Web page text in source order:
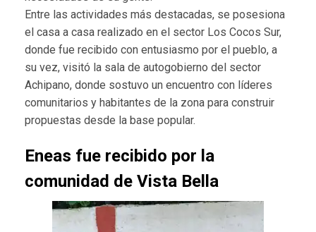
Entre las actividades más destacadas, se posesiona
el casa a casa realizado en el sector Los Cocos Sur,
donde fue recibido con entusiasmo por el pueblo, a
su vez, visitó la sala de autogobierno del sector
Achipano, donde sostuvo un encuentro con líderes
comunitarios y habitantes de la zona para construir
propuestas desde la base popular.
Eneas fue recibido por la
comunidad de Vista Bella